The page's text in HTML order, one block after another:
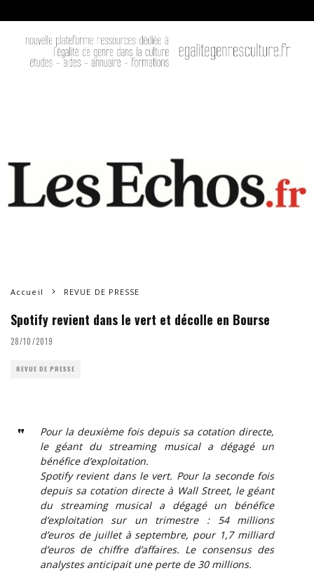
Accueil REVUE DE PRESSE
Spotify revient dans le vert et décolle en Bourse
28/10/2019
REVUE DE PRESSE
Pour la deuxième fois depuis sa cotation directe,
le géant du streaming musical a dégagé un
bénéfice d’exploitation.
Spotify revient dans le vert. Pour la seconde fois
depuis sa cotation directe à Wall Street, le géant
du streaming musical a dégagé un bénéfice
d’exploitation sur un trimestre : 54 millions
d’euros de juillet à septembre, pour 1,7 milliard
d’euros de chiffre d’affaires. Le consensus des
analystes anticipait une perte de 30 millions.